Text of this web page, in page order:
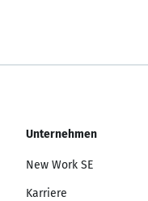
Unternehmen
New Work SE
Karriere